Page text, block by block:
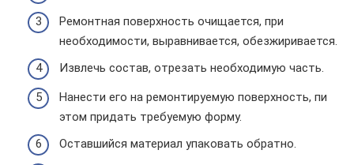
Ремонтная поверхность очищается, при
необходимости, выравнивается, обезжиривается.
Извлечь состав, отрезать необходимую часть.
Нанести его на ремонтируемую поверхность, пи
этом придать требуемую форму.
Оставшийся материал упаковать обратно.